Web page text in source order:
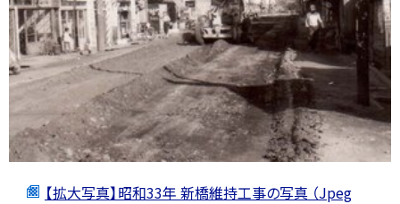
【拡大写真】昭和33年 新橋維持工事の写真 （Jpeg